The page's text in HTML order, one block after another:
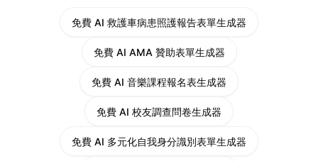
免費 AI 救護車病患照護報告表單生成器
免費 AI AMA 贊助表單生成器
免費 AI 音樂課程報名表生成器
免費 AI 校友調查問卷生成器
免費 AI 多元化自我身分識別表單生成器